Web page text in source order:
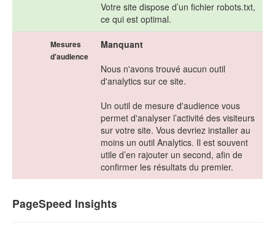
Votre site dispose d’un fichier robots.txt,
ce qui est optimal.
Mesures
d'audience
Manquant
Nous n'avons trouvé aucun outil
d'analytics sur ce site.
Un outil de mesure d'audience vous
permet d'analyser l’activité des visiteurs
sur votre site. Vous devriez installer au
moins un outil Analytics. Il est souvent
utile d’en rajouter un second, afin de
confirmer les résultats du premier.
PageSpeed Insights